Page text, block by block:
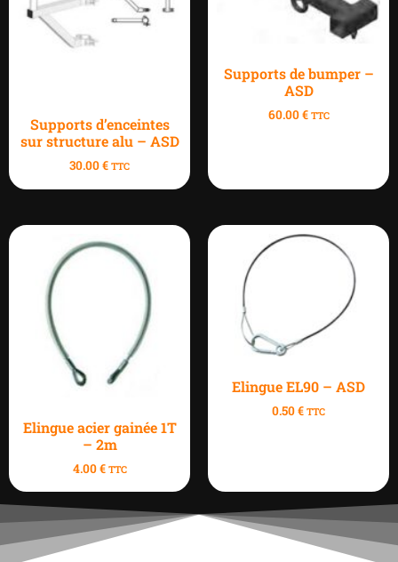
Supports d’enceintes
sur structure alu – ASD
30.00€ TTC
Supports de bumper –
ASD
60.00€ TTC
Elingue acier gainée 1T
– 2m
4.00€ TTC
Elingue EL90 – ASD
0.50€ TTC